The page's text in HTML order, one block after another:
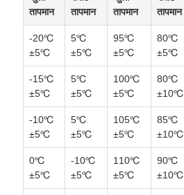
तापमान
तापमान
तापमान
तापमान
-20℃
±5℃
5℃
±5℃
95℃
±5℃
80℃
±5℃
-15℃
±5℃
5℃
±5℃
100℃
±5℃
80℃
±10℃
-10℃
±5℃
5℃
±5℃
105℃
±5℃
85℃
±10℃
0℃
±5℃
-10℃
±5℃
110℃
±5℃
90℃
±10℃